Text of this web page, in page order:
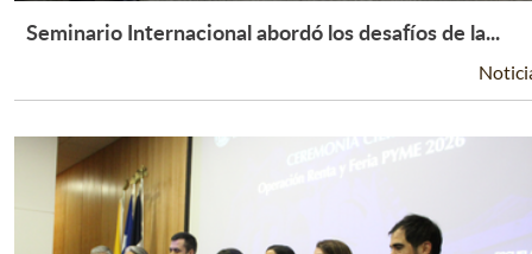
Leer Más +
Seminario Internacional abordó los desafíos de la...